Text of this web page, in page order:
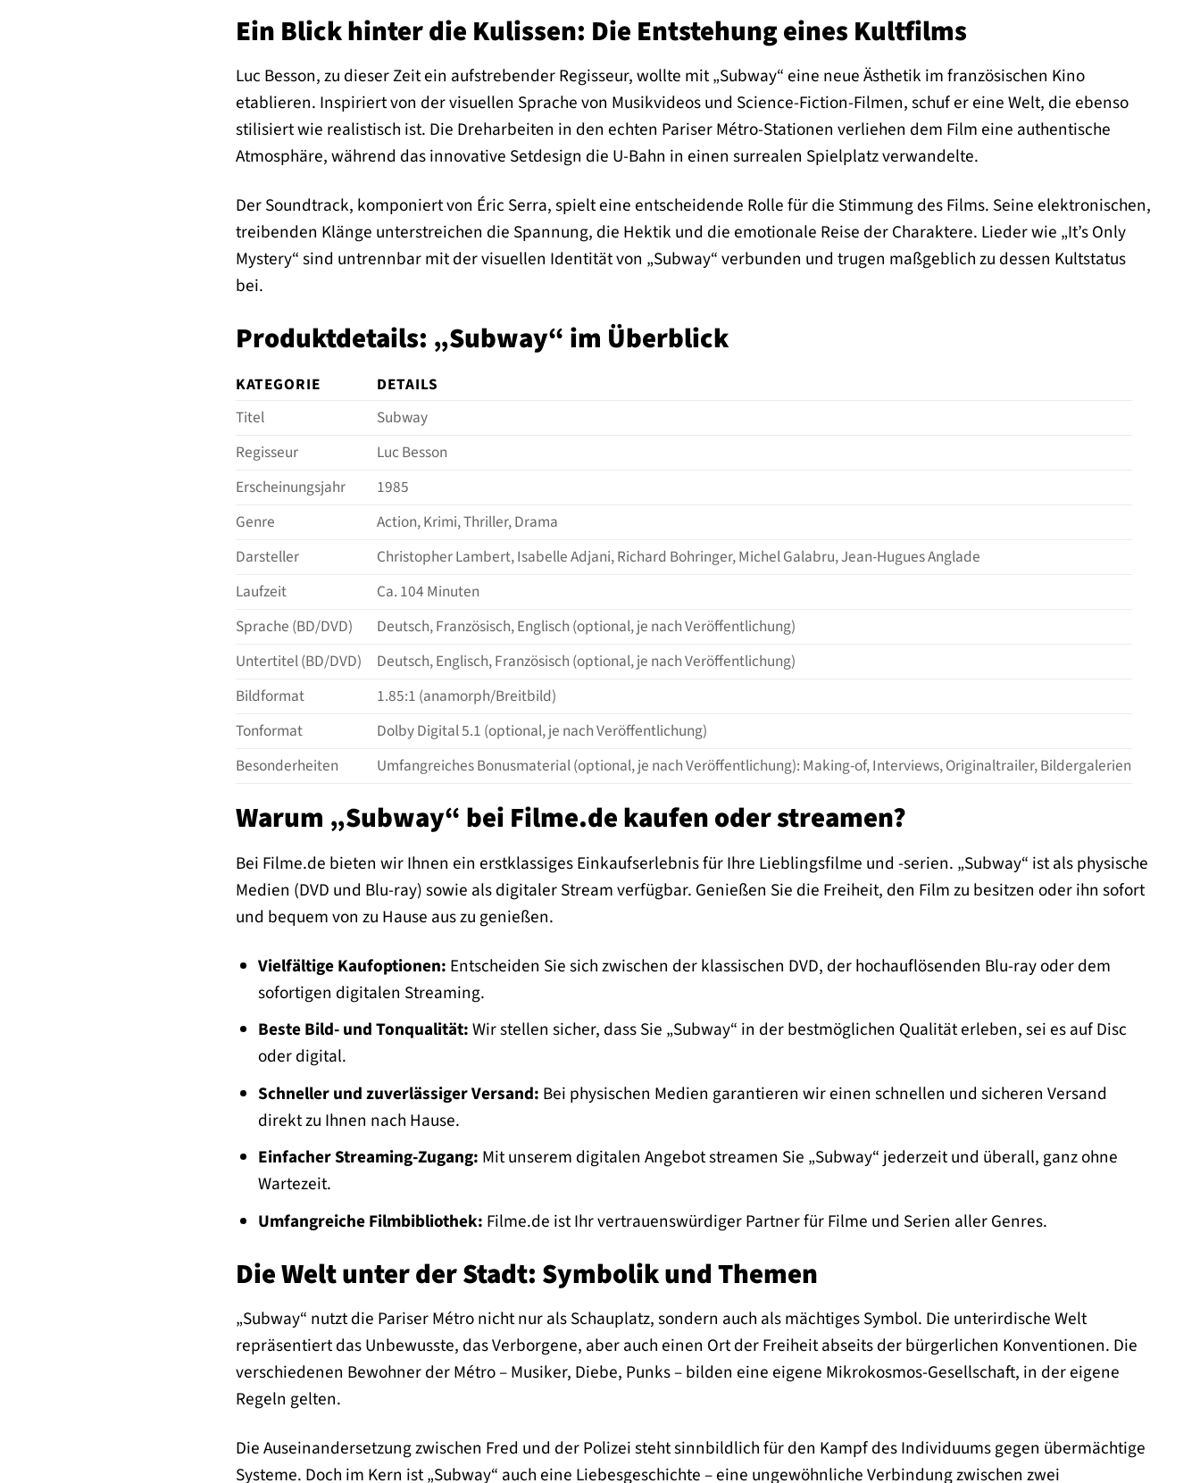
Ein Blick hinter die Kulissen: Die Entstehung eines Kultfilms
Luc Besson, zu dieser Zeit ein aufstrebender Regisseur, wollte mit „Subway“ eine neue Ästhetik im französischen Kino
etablieren. Inspiriert von der visuellen Sprache von Musikvideos und Science-Fiction-Filmen, schuf er eine Welt, die ebenso
stilisiert wie realistisch ist. Die Dreharbeiten in den echten Pariser Métro-Stationen verliehen dem Film eine authentische
Atmosphäre, während das innovative Setdesign die U-Bahn in einen surrealen Spielplatz verwandelte.
Der Soundtrack, komponiert von Éric Serra, spielt eine entscheidende Rolle für die Stimmung des Films. Seine elektronischen,
treibenden Klänge unterstreichen die Spannung, die Hektik und die emotionale Reise der Charaktere. Lieder wie „It’s Only
Mystery“ sind untrennbar mit der visuellen Identität von „Subway“ verbunden und trugen maßgeblich zu dessen Kultstatus
bei.
Produktdetails: „Subway“ im Überblick
KATEGORIE
DETAILS
Titel
Subway
Regisseur
Luc Besson
Erscheinungsjahr
1985
Genre
Action, Krimi, Thriller, Drama
Darsteller
Christopher Lambert, Isabelle Adjani, Richard Bohringer, Michel Galabru, Jean-Hugues Anglade
Laufzeit
Ca. 104 Minuten
Sprache (BD/DVD)
Deutsch, Französisch, Englisch (optional, je nach Veröffentlichung)
Untertitel (BD/DVD)
Deutsch, Englisch, Französisch (optional, je nach Veröffentlichung)
Bildformat
1.85:1 (anamorph/Breitbild)
Tonformat
Dolby Digital 5.1 (optional, je nach Veröffentlichung)
Besonderheiten
Umfangreiches Bonusmaterial (optional, je nach Veröffentlichung): Making-of, Interviews, Originaltrailer, Bildergalerien
Warum „Subway“ bei Filme.de kaufen oder streamen?
Bei Filme.de bieten wir Ihnen ein erstklassiges Einkaufserlebnis für Ihre Lieblingsfilme und -serien. „Subway“ ist als physische
Medien (DVD und Blu-ray) sowie als digitaler Stream verfügbar. Genießen Sie die Freiheit, den Film zu besitzen oder ihn sofort
und bequem von zu Hause aus zu genießen.
Vielfältige Kaufoptionen: Entscheiden Sie sich zwischen der klassischen DVD, der hochauflösenden Blu-ray oder dem
sofortigen digitalen Streaming.
Beste Bild- und Tonqualität:Wir stellen sicher, dass Sie „Subway“ in der bestmöglichen Qualität erleben, sei es auf Disc
oder digital.
Schneller und zuverlässiger Versand: Bei physischen Medien garantieren wir einen schnellen und sicheren Versand
direkt zu Ihnen nach Hause.
Einfacher Streaming-Zugang: Mit unserem digitalen Angebot streamen Sie „Subway“ jederzeit und überall, ganz ohne
Wartezeit.
Umfangreiche Filmbibliothek: Filme.de ist Ihr vertrauenswürdiger Partner für Filme und Serien aller Genres.
Die Welt unter der Stadt: Symbolik und Themen
„Subway“ nutzt die Pariser Métro nicht nur als Schauplatz, sondern auch als mächtiges Symbol. Die unterirdische Welt
repräsentiert das Unbewusste, das Verborgene, aber auch einen Ort der Freiheit abseits der bürgerlichen Konventionen. Die
verschiedenen Bewohner der Métro – Musiker, Diebe, Punks – bilden eine eigene Mikrokosmos-Gesellschaft, in der eigene
Regeln gelten.
Die Auseinandersetzung zwischen Fred und der Polizei steht sinnbildlich für den Kampf des Individuums gegen übermächtige
Systeme. Doch im Kern ist „Subway“ auch eine Liebesgeschichte – eine ungewöhnliche Verbindung zwischen zwei